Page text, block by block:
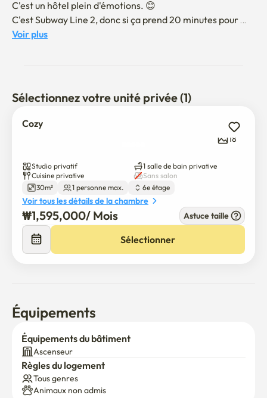
C'est un hôtel plein d'émotions. 😊
C'est Subway Line 2, donc si ça prend 20 minutes pour
tout le Gangnam de Hongdae
Il y a beaucoup de choses à apprécier !
Université nationale de Séoul, Université Chung-Ang,
Université Soongsil est proche!
Si vous avez des questions, n'hésitez pas à nous contacter.
Voir plus
Sélectionnez votre unité privée (1)
Cozy
18
Studio privatif
1 salle de bain privative
Cuisine privative
Sans salon
30m²
1 personne max. 6e étage
Voir tous les détails de la chambre
₩1,595,000/ Mois Astuce taille
Sélectionner
Équipements
Équipements du bâtiment
Ascenseur
Règles du logement
Tous genres
Animaux non admis